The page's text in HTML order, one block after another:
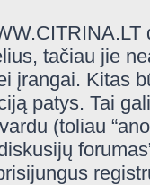
tačiau jie
įrangai. Kitas
patys. Tai
(toliau